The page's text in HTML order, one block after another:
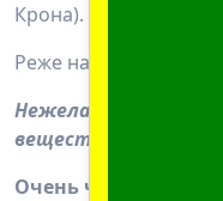
Крона).
Реже наблюдается
Нежелательные
вещества
Очень часто: могут